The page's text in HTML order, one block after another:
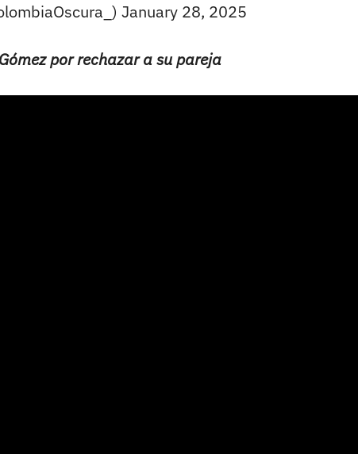
January 28, 2025
por rechazar a su pareja